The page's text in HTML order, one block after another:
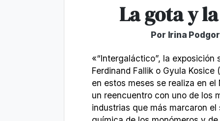
La gota y
Por Irina
«“Intergaláctico”, la exposición
Ferdinand Fallik o Gyula Kosice
en estos meses se realiza en el
un reencuentro con uno de los
industrias que más marcaron el